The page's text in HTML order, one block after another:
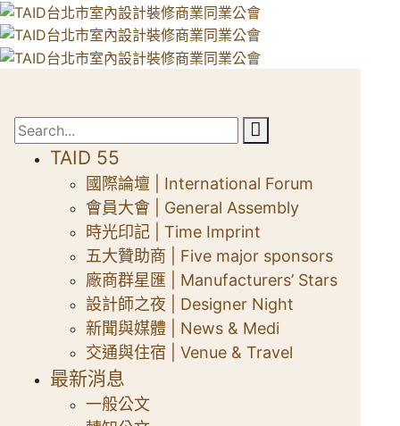
TAID 55
國際論壇 | International Forum
會員大會 | General Assembly
時光印記 | Time Imprint
五大贊助商 | Five major sponsors
廠商群星匯 | Manufacturers’ Stars
設計師之夜 | Designer Night
新聞與媒體 | News & Medi
交通與住宿 | Venue & Travel
最新消息
一般公文